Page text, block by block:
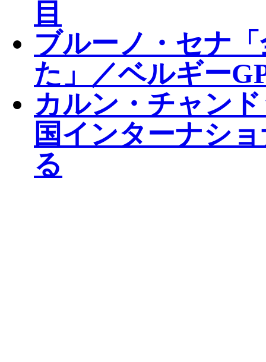
目
ブルーノ・セナ
た」／ベルギー
カルン・チャン
国インターナシ
る